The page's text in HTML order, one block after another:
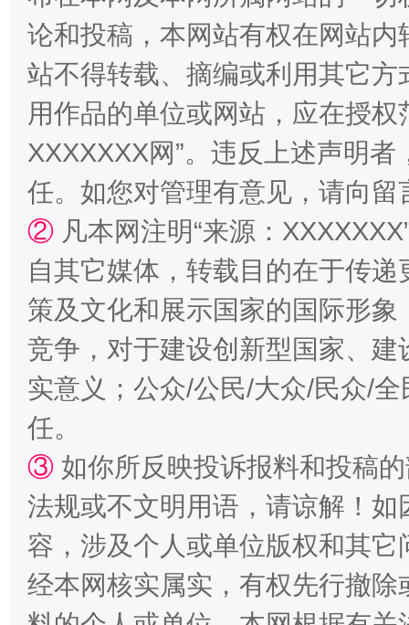
扯下公款旅游的“隐身衣” 如何以
论和投稿，本网站有权在网站
站不得转载、摘编或利用其它
用作品的单位或网站，应在授
XXXXXXX网”。违反上述声明
任。如您对管理有意见，请向
② 凡本网注明“来源：
自其它媒体，转载目的在于传
策及文化和展示国家的国际形
竞争，对于建设创新型国家、
实意义；公众/公民/大众/民众/
任。
③ 如你所反映投诉报料和投稿
法规或不文明用语，请谅解！
容，涉及个人或单位版权和其它
经本网核实属实，有权先行撤